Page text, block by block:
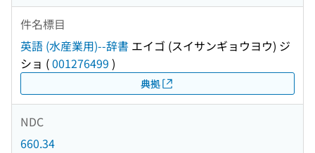
件名標目
英語 (水産業用)--辞書 エイゴ (スイサンギョウヨウ) ジ
ショ (001276499 )
典拠
NDC
660.34